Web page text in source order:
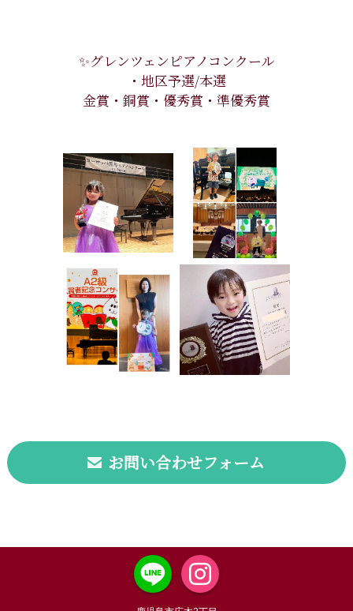
✨グレンツェンピアノコンクール
・地区予選/本選
金賞・銅賞・優秀賞・準優秀賞
お問い合わせフォーム